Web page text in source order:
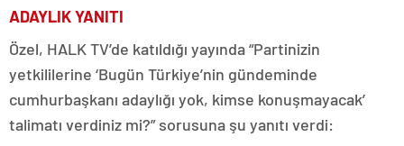
ADAYLIK YANITI
Özel, HALK TV’de katıldığı yayında “Partinizin
yetkililerine ‘Bugün Türkiye’nin gündeminde
cumhurbaşkanı adaylığı yok, kimse konuşmayacak’
talimatı verdiniz mi?” sorusuna şu yanıtı verdi: